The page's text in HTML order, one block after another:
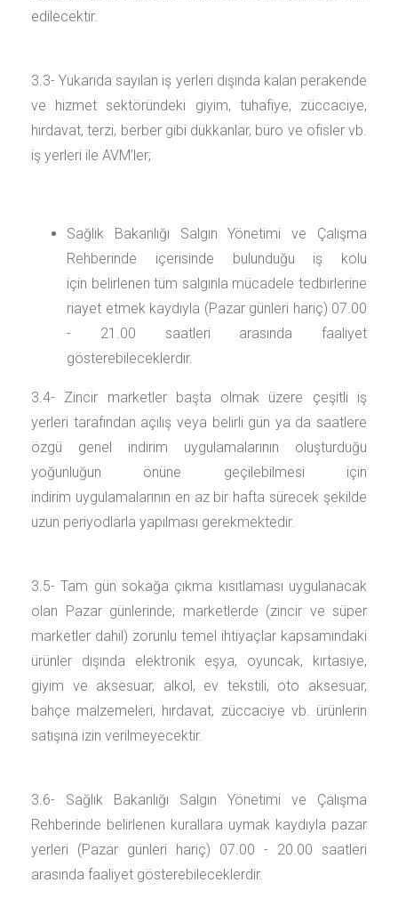
edilecektir.
3.3- Yukarıda sayılan iş yerleri dışında kalan perakende
ve hizmet sektöründeki giyim, tuhafiye, züccaciye,
hırdavat, terzi, berber gibi dükkanlar, büro ve ofisler vb.
iş yerleri ile AVM’ler;
Sağlık Bakanlığı Salgın Yönetimi ve Çalışma
Rehberinde içerisinde bulunduğu iş kolu
için belirlenen tüm salgınla mücadele tedbirlerine
riayet etmek kaydıyla (Pazar günleri hariç) 07.00
- 21.00 saatleri arasında faaliyet
gösterebileceklerdir.
3.4- Zincir marketler başta olmak üzere çeşitli iş
yerleri tarafından açılış veya belirli gün ya da saatlere
özgü genel indirim uygulamalarının oluşturduğu
yoğunluğun önüne geçilebilmesi için
indirim uygulamalarının en az bir hafta sürecek şekilde
uzun periyodlarla yapılması gerekmektedir.
3.5- Tam gün sokağa çıkma kısıtlaması uygulanacak
olan Pazar günlerinde; marketlerde (zincir ve süper
marketler dahil) zorunlu temel ihtiyaçlar kapsamındaki
ürünler dışında elektronik eşya, oyuncak, kırtasiye,
giyim ve aksesuar, alkol, ev tekstili, oto aksesuar,
bahçe malzemeleri, hırdavat, züccaciye vb. ürünlerin
satışına izin verilmeyecektir.
3.6- Sağlık Bakanlığı Salgın Yönetimi ve Çalışma
Rehberinde belirlenen kurallara uymak kaydıyla pazar
yerleri (Pazar günleri hariç) 07.00 - 20.00 saatleri
arasında faaliyet gösterebileceklerdir.